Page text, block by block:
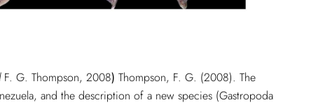
F. G. Thompson, 2008) Thompson, F. G. (2008). The
and the description of a new species (Gastropoda